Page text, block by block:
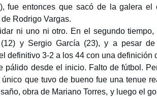
fue entonces que sacó de la galera el
Rodrigo Vargas.
ni uno ni otro. En el segundo
(12) y Sergio García (23), y a pesar
definitivo 3-2 a los 44 con una definición
pálido desde el inicio. Falto de fútbol.
único que tuvo de bueno fue una tenue
obra de Mariano Torres, y luego el